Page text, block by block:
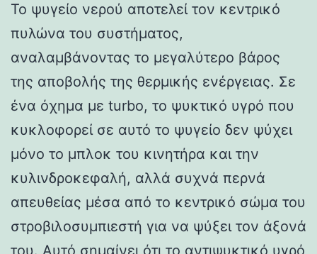
Το ψυγείο νερού αποτελεί τον κεντρικό
πυλώνα του συστήματος,
αναλαμβάνοντας το μεγαλύτερο βάρος
της αποβολής της θερμικής ενέργειας. Σε
ένα όχημα με turbo, το ψυκτικό υγρό που
κυκλοφορεί σε αυτό το ψυγείο δεν ψύχει
μόνο το μπλοκ του κινητήρα και την
κυλινδροκεφαλή, αλλά συχνά περνά
απευθείας μέσα από το κεντρικό σώμα του
στροβιλοσυμπιεστή για να ψύξει τον άξονά
του. Αυτό σημαίνει ότι το αντιψυκτικό υγρό